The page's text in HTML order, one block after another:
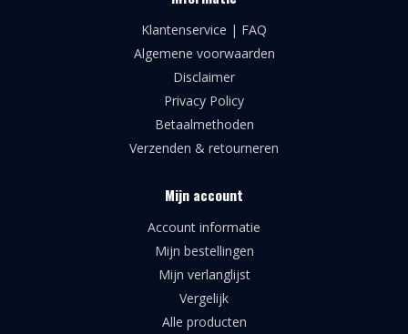
Klantenservice | FAQ
Algemene voorwaarden
Disclaimer
Privacy Policy
Betaalmethoden
Verzenden & retourneren
Mijn account
Account informatie
Mijn bestellingen
Mijn verlanglijst
Vergelijk
Alle producten